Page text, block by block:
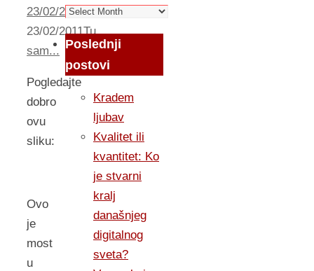
23/02/2011
23/02/2011Tu
sam...
Pogledajte
dobro
ovu
sliku:
Ovo
je
most
u
Arhiva
Poslednji
postovi
Kradem
ljubav
Kvalitet ili
kvantitet: Ko
je stvarni
kralj
današnjeg
digitalnog
sveta?